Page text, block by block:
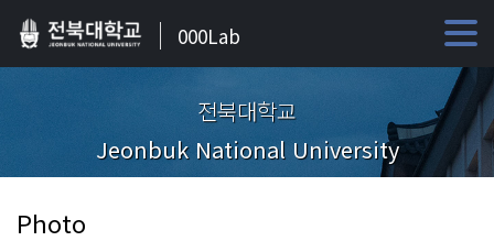
000Lab
전북대학교
Jeonbuk National University
Photo